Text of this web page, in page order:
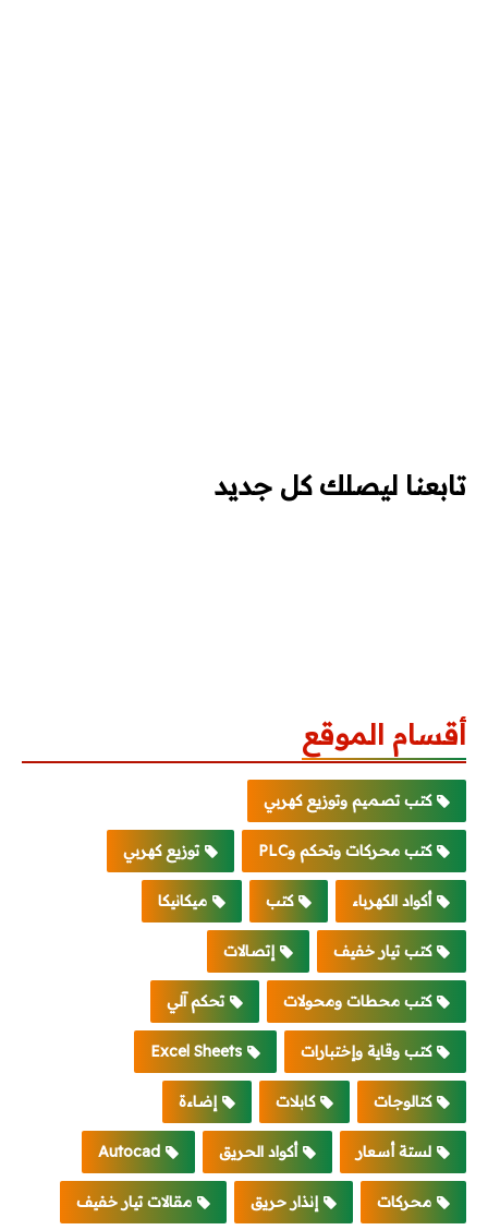
تابعنا ليصلك كل جديد
أقسام الموقع
كتب تصميم وتوزيع كهربي
كتب محركات وتحكم وPLC توزيع كهربي
أكواد الكهرباء كتب ميكانيكا
كتب تيار خفيف إتصالات
كتب محطات ومحولات تحكم آلي
كتب وقاية وإختبارات Excel Sheets
كتالوجات كابلات إضاءة
لستة أسعار أكواد الحريق Autocad
محركات إنذار حريق مقالات تيار خفيف